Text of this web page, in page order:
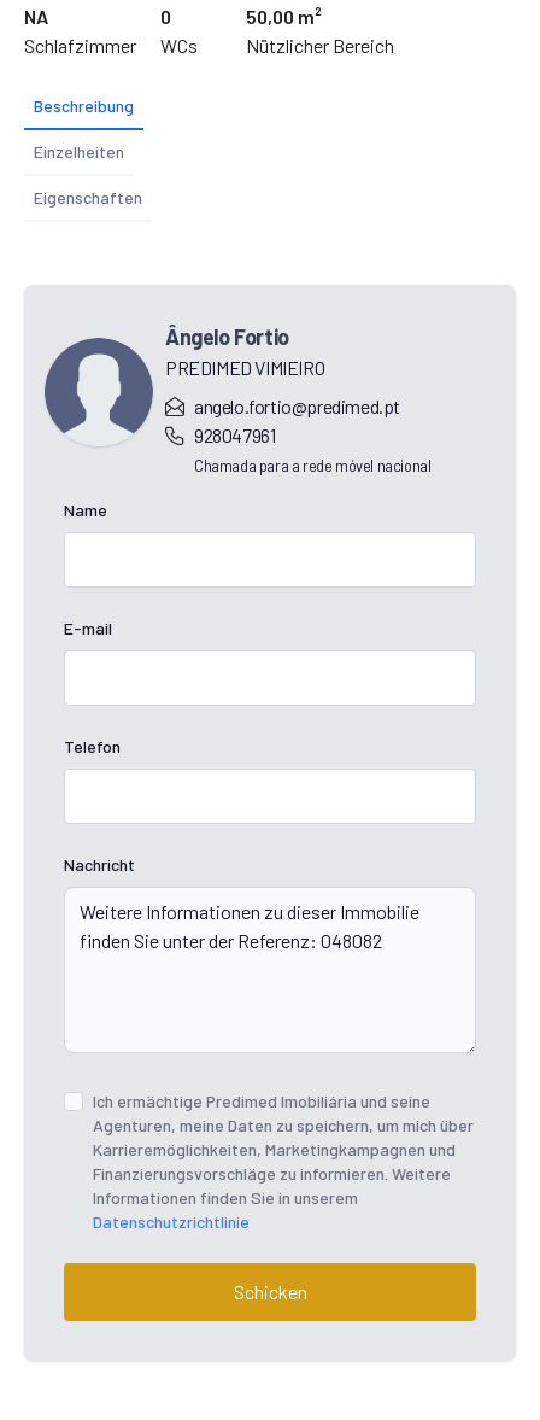
NA
Schlafzimmer
0
WCs
50,00 m²
Nützlicher Bereich
Beschreibung
Einzelheiten
Eigenschaften
Ângelo Fortio
PREDIMED VIMIEIRO
angelo.fortio@predimed.pt
928047961
Chamada para a rede móvel nacional
Name
E-mail
Telefon
Nachricht
Ich ermächtige Predimed Imobiliária und seine
Agenturen, meine Daten zu speichern, um mich über
Karrieremöglichkeiten, Marketingkampagnen und
Finanzierungsvorschläge zu informieren. Weitere
Informationen finden Sie in unserem
Datenschutzrichtlinie
Schicken